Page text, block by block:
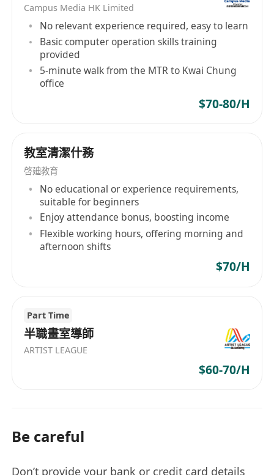
Campus Media HK Limited
No relevant experience required, easy to learn
Basic computer operation skills training
provided
5-minute walk from the MTR to Kwai Chung
office
$70-80/H
教室清潔什務
啓廸教育
No educational or experience requirements,
suitable for beginners
Enjoy attendance bonus, boosting income
Flexible working hours, offering morning and
afternoon shifts
$70/H
Part Time
半職畫室導師
ARTIST LEAGUE
$60-70/H
Be careful
Don’t provide your bank or credit card details